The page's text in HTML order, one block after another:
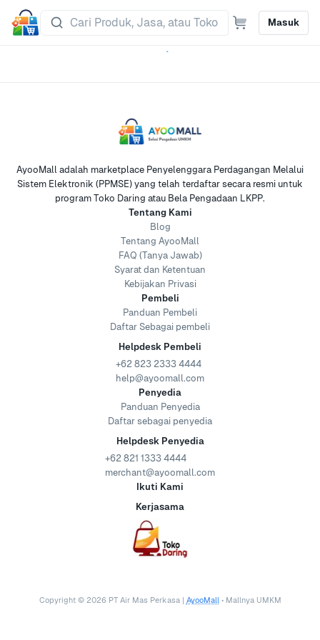
Masuk
AyooMall adalah marketplace Penyelenggara Perdagangan Melalui
Sistem Elektronik (PPMSE) yang telah terdaftar secara resmi untuk
program Toko Daring atau Bela Pengadaan LKPP.
Tentang Kami
Blog
Tentang AyooMall
FAQ (Tanya Jawab)
Syarat dan Ketentuan
Kebijakan Privasi
Pembeli
Panduan Pembeli
Daftar Sebagai pembeli
Helpdesk Pembeli
+62 823 2333 4444
help@ayoomall.com
Penyedia
Panduan Penyedia
Daftar sebagai penyedia
Helpdesk Penyedia
+62 821 1333 4444
merchant@ayoomall.com
Ikuti Kami
Kerjasama
Copyright © 2026 PT Air Mas Perkasa | AyooMall • Mallnya UMKM